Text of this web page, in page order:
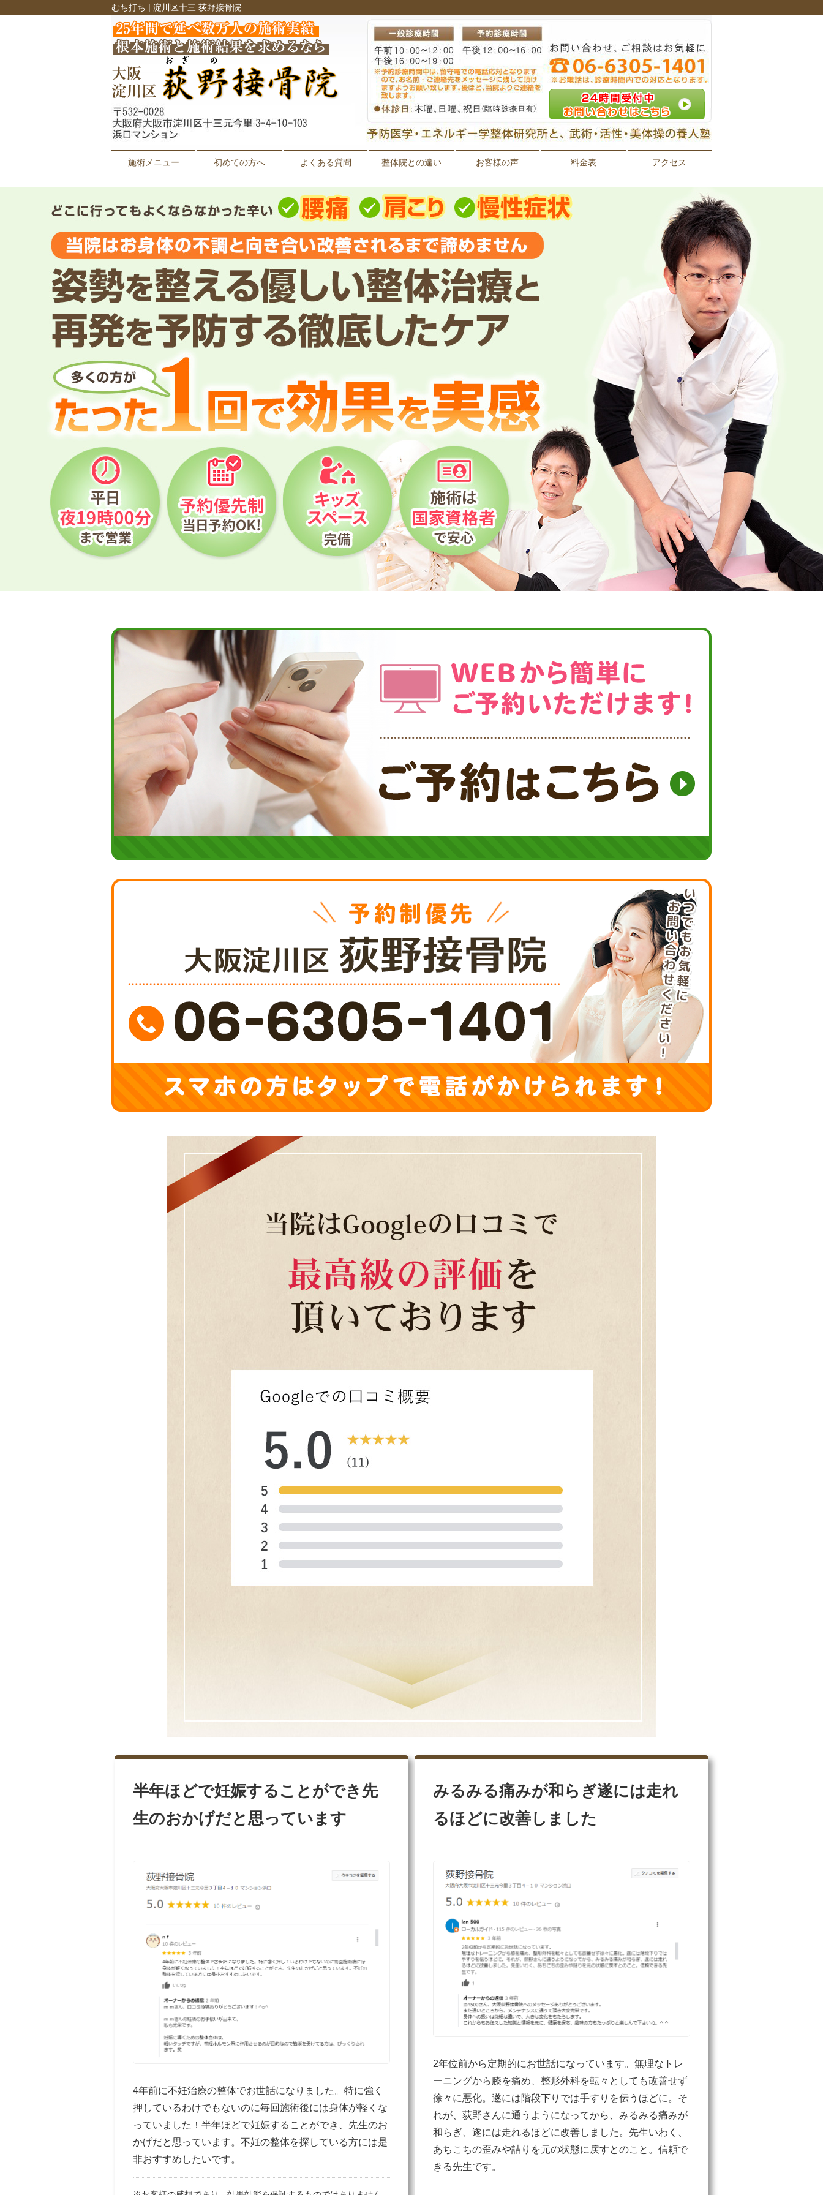
むち打ち | 淀川区十三 荻野接骨院
施術メニュー 初めての方へ よくある質問 整体院との違い お客様の声 料金表 アクセス
半年ほどで妊娠することができ先
生のおかげだと思っています
4年前に不妊治療の整体でお世話になりました。特に強く
押しているわけでもないのに毎回施術後には身体が軽くな
っていました！半年ほどで妊娠することができ、先生のお
かげだと思っています。不妊の整体を探している方には是
非おすすめしたいです。
みるみる痛みが和らぎ遂には走れ
るほどに改善しました
2年位前から定期的にお世話になっています。無理なトレ
ーニングから膝を痛め、整形外科を転々としても改善せず
徐々に悪化。遂には階段下りでは手すりを伝うほどに。そ
れが、荻野さんに通うようになってから、みるみる痛みが
和らぎ、遂には走れるほどに改善しました。先生いわく、
あちこちの歪みや詰りを元の状態に戻すとのこと。信頼で
きる先生です。